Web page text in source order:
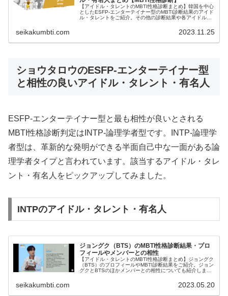
【アイドル・タレントのMBTI性格診断まとめ】韓国を中心
としたESFP-エンターテイナー型のMBTI診断結果のアイド
ル・タレントをご紹介。その他の診断結果や各アイドルが
seikakumbti.com 2023.11.25
ショウタロウのESFP-エンターテイナー型
と相性の良いアイドル・タレント・有名人
ESFP-エンターテイナー型と最も相性が良いとされる
MBTI性格診断判定はINTP-論理学者型です。INTP-論理学
者型は、革新的な発明ができる半面自己中な一面がある論
理学者タイプと言われています。該当するアイドル・タレ
ント・有名人をピックアップしてみました。
INTPのアイドル・タレント・有名人
ジョングク（BTS）のMBTI性格診断結果・プロ
フィールやメンバーとの相性
【アイドル・タレントのMBTI性格診断まとめ】ジョングク
（BTS）のプロフィールやMBTI診断結果をご紹介。ジョン
グクとBTSのほかメンバーとの相性についても紹介しま
seikakumbti.com 2023.05.20